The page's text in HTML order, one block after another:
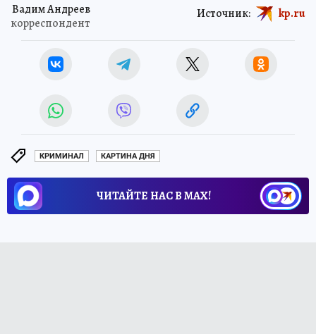
Вадим Андреев
корреспондент
Источник: kp.ru
КРИМИНАЛ КАРТИНА ДНЯ
ЧИТАЙТЕ НАС В МАХ!